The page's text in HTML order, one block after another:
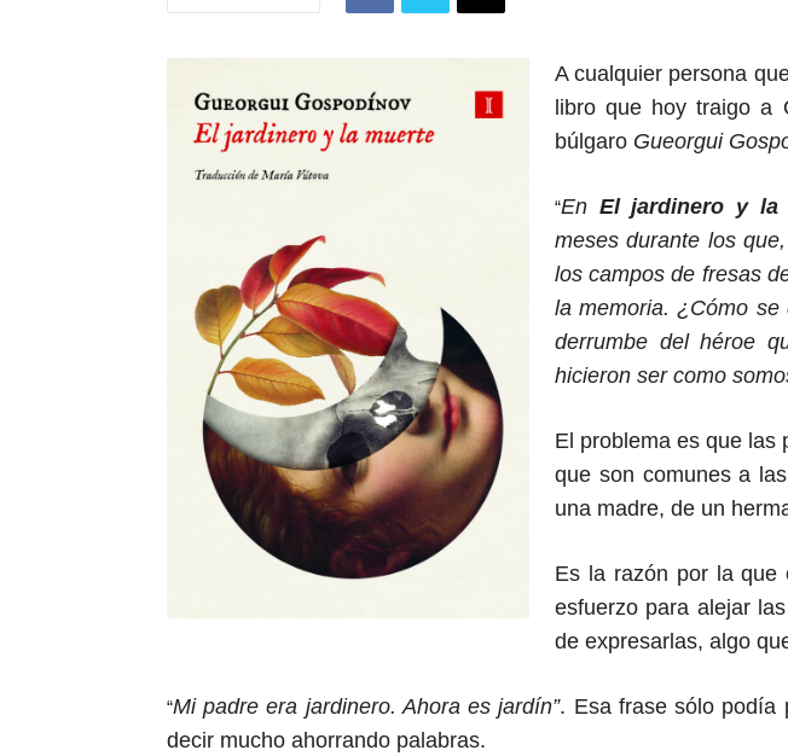
A cualquier persona
libro que hoy traigo a
búlgaro Gueorgui
“En El jardinero y la
meses durante los
los campos de fresas
la memoria. ¿Cómo
derrumbe del héroe
hicieron ser como
El problema es que las
que son comunes a
una madre, de un
Es la razón por la que
esfuerzo para alejar
de expresarlas, algo
“Mi padre era jardinero. Ahora es jardín”. Esa frase sólo podía
decir mucho ahorrando palabras.